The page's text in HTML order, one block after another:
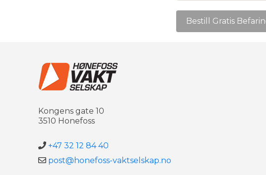
Kongens gate 10
3510 Honefoss
+47 32 12 84 40
post@honefoss-vaktselskap.no